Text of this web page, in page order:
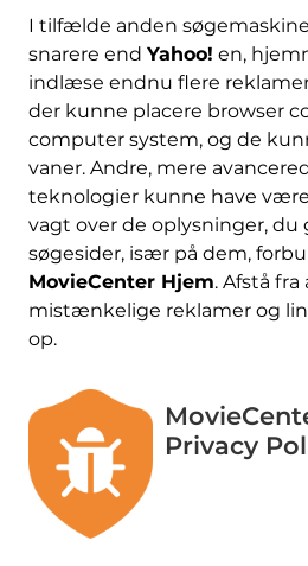
I tilfælde anden
snarere end Yahoo! en,
indlæse endnu flere
der kunne placere browser
computer system, og de
vaner. Andre, mere
teknologier kunne have
vagt over de oplysninger, du
søgesider, især på dem,
MovieCenter Hjem. Afstå
mistænkelige reklamer og
op.
Privacy